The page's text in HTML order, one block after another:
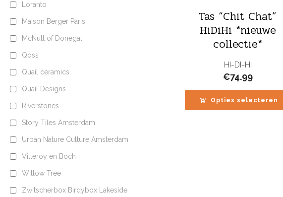
Tas “Chit Chat”
HiDiHi *nieuwe
collectie*
HI-DI-HI
€74.99
Opties selecteren
Loranto
Maison Berger Paris
McNutt of Donegal
Qoss
Quail ceramics
Quail Designs
Riverstones
Story Tiles Amsterdam
Urban Nature Culture Amsterdam
Villeroy en Boch
Willow Tree
Zwitscherbox Birdybox Lakeside